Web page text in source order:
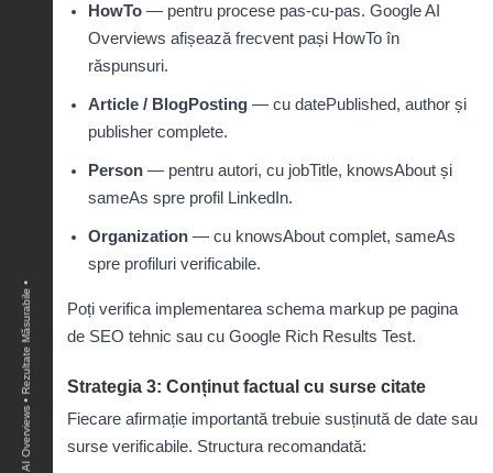
HowTo— pentru procese pas-cu-pas. Google AI
Overviews afișează frecvent pași HowTo în
răspunsuri.
Article / BlogPosting— cu datePublished, author și
publisher complete.
Person— pentru autori, cu jobTitle, knowsAbout și
sameAs spre profil LinkedIn.
Organization— cu knowsAbout complet, sameAs
spre profiluri verificabile.
Poți verifica implementarea schema markup pe pagina
de SEO tehnic sau cu Google Rich Results Test.
Strategia 3: Conținut factual cu surse citate
Fiecare afirmație importantă trebuie susținută de date sau
surse verificabile. Structura recomandată: